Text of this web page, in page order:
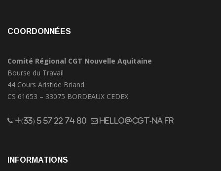
COORDONNÉES
Comité Régional CGT Nouvelle Aquitaine
Bourse du Travail
44 Cours Aristide Briand
CS 61653 – 33075 BORDEAUX CEDEX
+(33) 5 57 22 74 80 hello@cgt-na.fr
INFORMATIONS